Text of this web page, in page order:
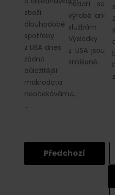
zboží
dlouhodobé
spotřeby
z USA dnes
žádná
důležitější
makrodata
neočekáváme,
…
nedaří se
výrobě ani
službám.
Výsledky
z USA jsou
smíšené.
Předchozí